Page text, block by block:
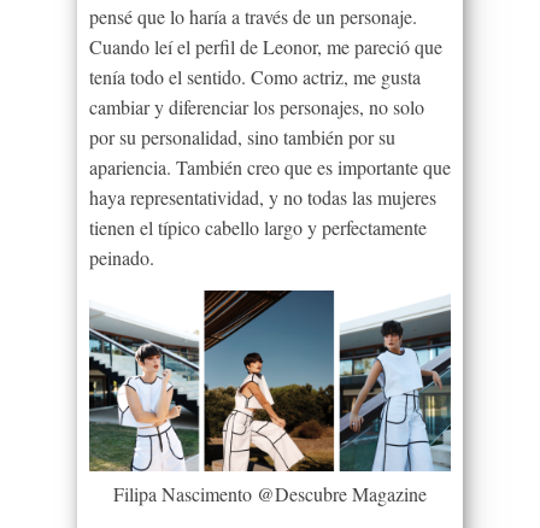
pensé que lo haría a través de un personaje.
Cuando leí el perfil de Leonor, me pareció que
tenía todo el sentido. Como actriz, me gusta
cambiar y diferenciar los personajes, no solo
por su personalidad, sino también por su
apariencia. También creo que es importante que
haya representatividad, y no todas las mujeres
tienen el típico cabello largo y perfectamente
peinado.
Filipa Nascimento @Descubre Magazine